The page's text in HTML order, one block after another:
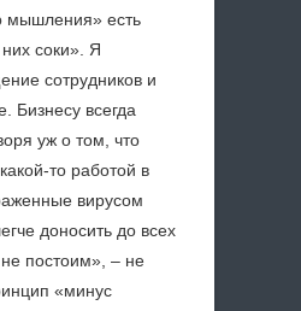
мышления» есть
соки». Я
сотрудников и
Бизнесу всегда
уж о том, что
то работой в
вирусом
доносить до всех
постоим», – не
«минус